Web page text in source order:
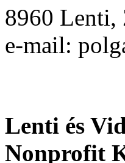
8960
e-mail:
Lenti és
Nonprofit